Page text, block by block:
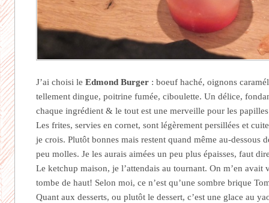
J’ai choisi leEdmond Burger : boeuf haché, oignons
tellement dingue, poitrine fumée, ciboulette. Un délice,
chaque ingrédient & le tout est une merveille pour les
Les frites, servies en cornet, sont légèrement persillées et
je crois. Plutôt bonnes mais restent quand même au-dessous
peu molles. Je les aurais aimées un peu plus épaisses, faut
Le ketchup maison, je l’attendais au tournant. On m’en
tombe de haut! Selon moi, ce n’est qu’une sombre brique
Quant aux desserts, ou plutôt le dessert, c’est une glace au